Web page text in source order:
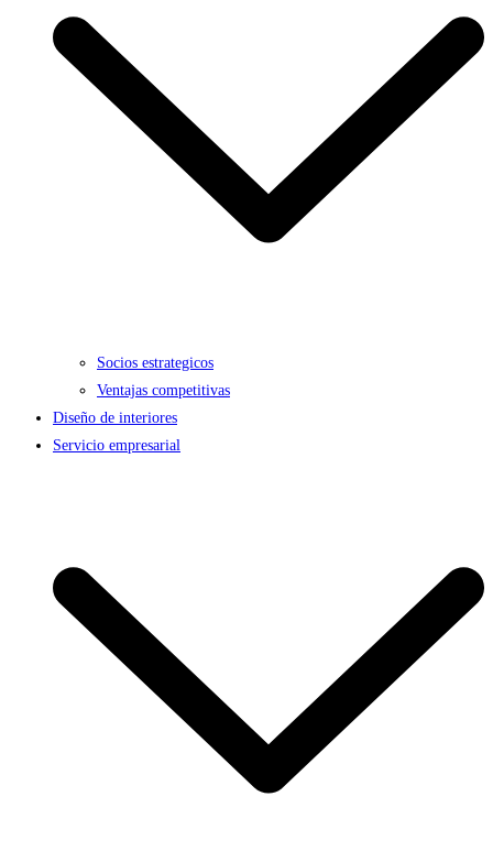
Socios estrategicos
Ventajas competitivas
Diseño de interiores
Servicio empresarial